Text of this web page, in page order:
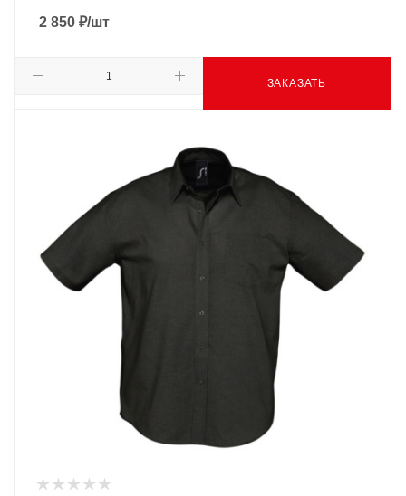
2 850 ₽/шт
ЗАКАЗАТЬ